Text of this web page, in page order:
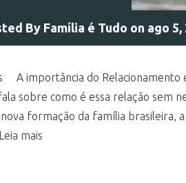
By Família é Tudo on ago 5,
A importância do Relacionamento
sobre como é essa relação sem
formação da família brasileira,
mais